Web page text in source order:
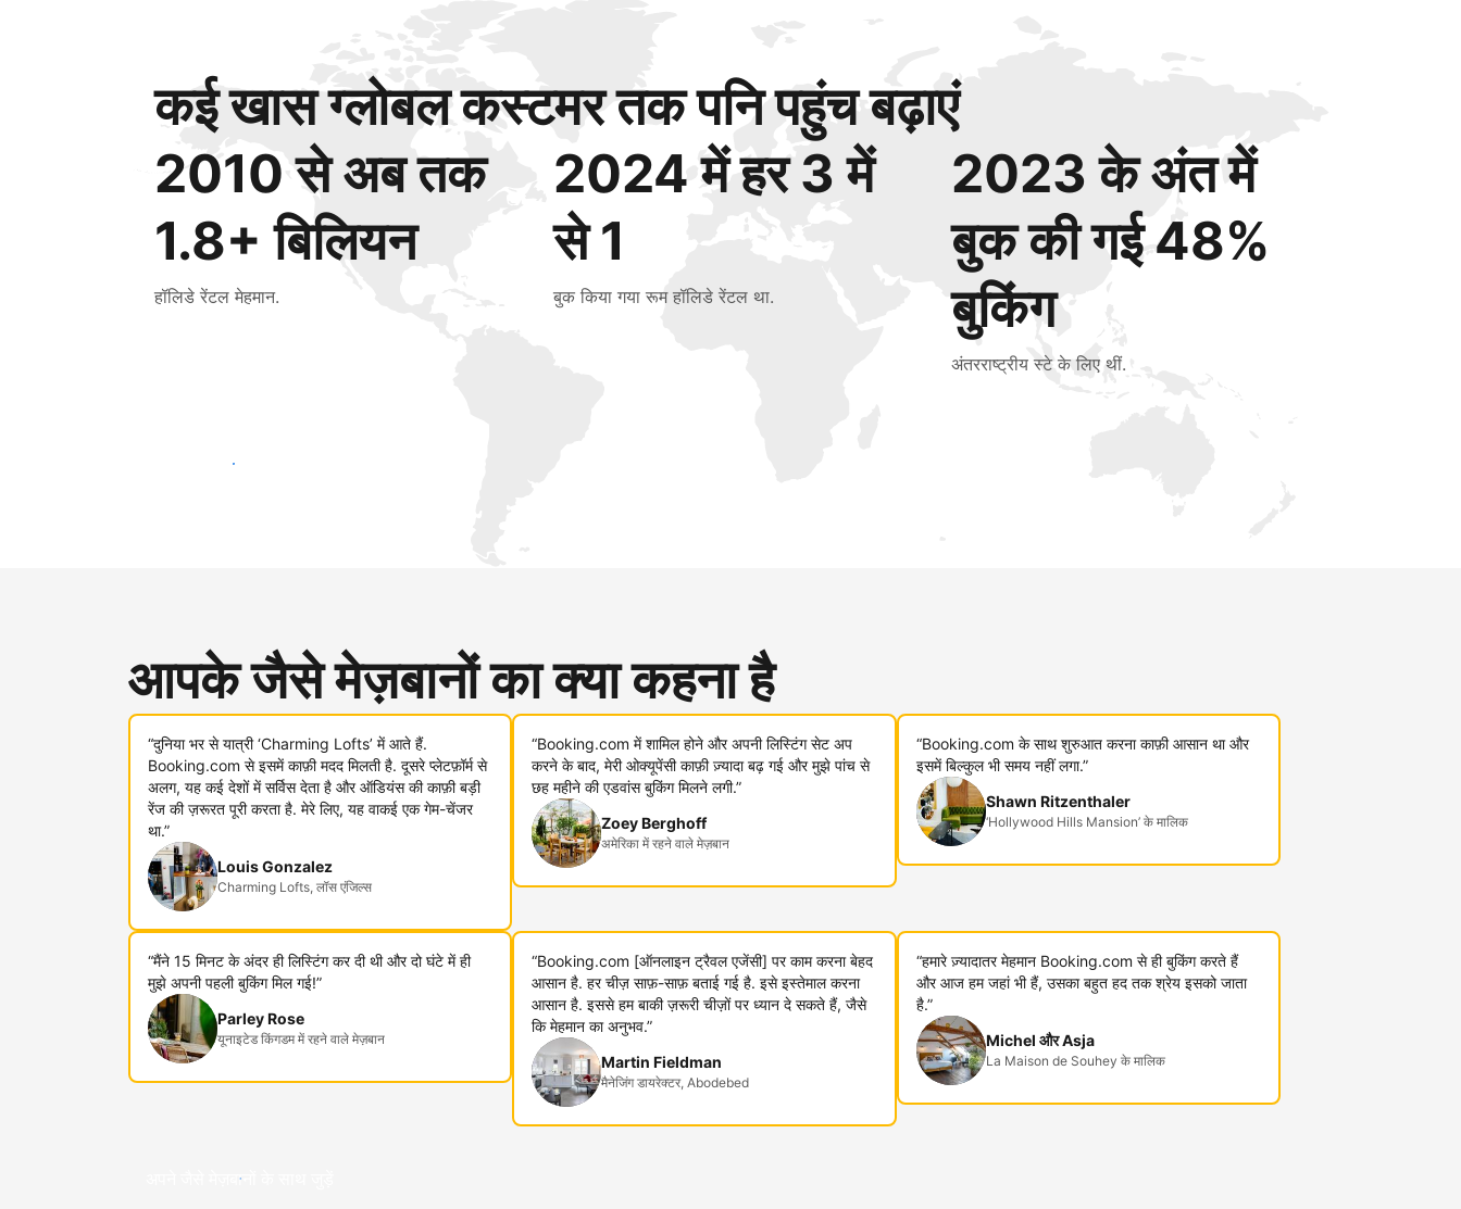
कई खास ग्लोबल कस्टमर तक पनि पहुंच बढ़ाएं
2010 से अब तक
1.8+ बिलियन
हॉलिडे रेंटल मेहमान.
2024 में हर 3 में
से 1
बुक किया गया रूम हॉलिडे रेंटल था.
2023 के अंत में
बुक की गई 48%
बुकिंग
अंतरराष्ट्रीय स्टे के लिए थीं.
आज ही नए मेहमानों तक पहुंचें
आपके जैसे मेज़बानों का क्या कहना है
“दुनिया भर से यात्री ‘Charming Lofts’ में आते हैं.
Booking.com से इसमें काफ़ी मदद मिलती है. दूसरे प्लेटफ़ॉर्म से
अलग, यह कई देशों में सर्विस देता है और ऑडियंस की काफ़ी बड़ी
रेंज की ज़रूरत पूरी करता है. मेरे लिए, यह वाकई एक गेम-चेंजर
था.”
Louis Gonzalez
Charming Lofts, लॉस एंजिल्स
“Booking.com में शामिल होने और अपनी लिस्टिंग सेट अप
करने के बाद, मेरी ओक्यूपेंसी काफ़ी ज़्यादा बढ़ गई और मुझे पांच से
छह महीने की एडवांस बुकिंग मिलने लगी.”
Zoey Berghoff
अमेरिका में रहने वाले मेज़बान
“Booking.com के साथ शुरुआत करना काफ़ी आसान था और
इसमें बिल्कुल भी समय नहीं लगा.”
Shawn Ritzenthaler
‘Hollywood Hills Mansion’ के मालिक
“मैंने 15 मिनट के अंदर ही लिस्टिंग कर दी थी और दो घंटे में ही
मुझे अपनी पहली बुकिंग मिल गई!”
Parley Rose
यूनाइटेड किंगडम में रहने वाले मेज़बान
“Booking.com [ऑनलाइन ट्रैवल एजेंसी] पर काम करना बेहद
आसान है. हर चीज़ साफ़-साफ़ बताई गई है. इसे इस्तेमाल करना
आसान है. इससे हम बाकी ज़रूरी चीज़ों पर ध्यान दे सकते हैं, जैसे
कि मेहमान का अनुभव.”
Martin Fieldman
मैनेजिंग डायरेक्टर, Abodebed
“हमारे ज़्यादातर मेहमान Booking.com से ही बुकिंग करते हैं
और आज हम जहां भी हैं, उसका बहुत हद तक श्रेय इसको जाता
है.”
Michel और Asja
La Maison de Souhey के मालिक
अपने जैसे मेज़बानों के साथ जुड़ें